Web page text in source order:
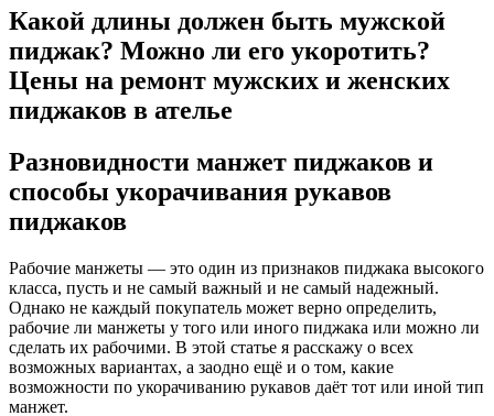
Какой длины должен быть мужской
пиджак? Можно ли его укоротить?
Цены на ремонт мужских и женских
пиджаков в ателье
Разновидности манжет пиджаков и
способы укорачивания рукавов
пиджаков
Рабочие манжеты — это один из признаков пиджака высокого
класса, пусть и не самый важный и не самый надежный.
Однако не каждый покупатель может верно определить,
рабочие ли манжеты у того или иного пиджака или можно ли
сделать их рабочими. В этой статье я расскажу о всех
возможных вариантах, а заодно ещё и о том, какие
возможности по укорачиванию рукавов даёт тот или иной тип
манжет.